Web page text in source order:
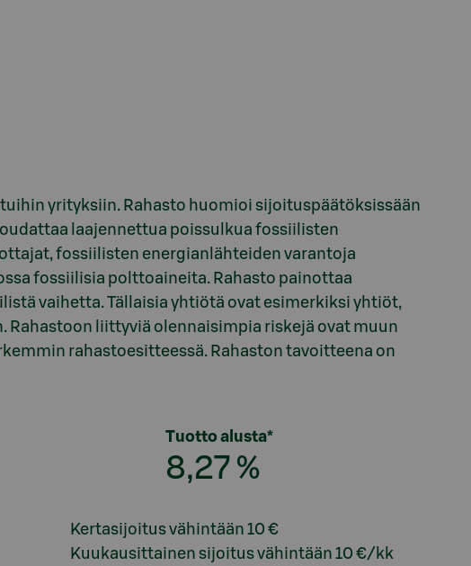
yrityksiin. Rahasto huomioi sijoituspäätöksissään
laajennettua poissulkua fossiilisten
fossiilisten energianlähteiden varantoja
fossiilisia polttoaineita. Rahasto painottaa
vaihetta. Tällaisia yhtiötä ovat esimerkiksi yhtiöt,
liittyviä olennaisimpia riskejä ovat muun
rahastoesitteessä. Rahaston tavoitteena on
Tuotto alusta*
8,27 %
Kertasijoitus vähintään 10 €
Kuukausittainen sijoitus vähintään 10 €/kk